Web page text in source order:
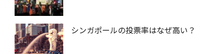
シンガポールの投票率はなぜ高い？